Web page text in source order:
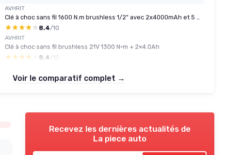
AVHRIT
Clé à choc sans fil 1600 N.m brushless 1/2" avec 2x4000mAh et 5 douilles
★★★★★
★★★★★ 8.4/10
AVHRIT
Clé à choc sans fil brushless 21V 1300 N·m + 2×4.0Ah
★★★★★
★★★★★ 8.4 /10
Voir le comparatif complet →
Recevez les dernières actualités de
La piece auto